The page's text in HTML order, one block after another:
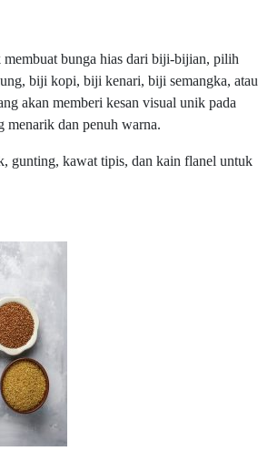
bunga hias dari biji-bijian, pilih
biji kopi, biji kenari, biji semangka, atau
akan memberi kesan visual unik pada
menarik dan penuh warna.
gunting, kawat tipis, dan kain flanel untuk